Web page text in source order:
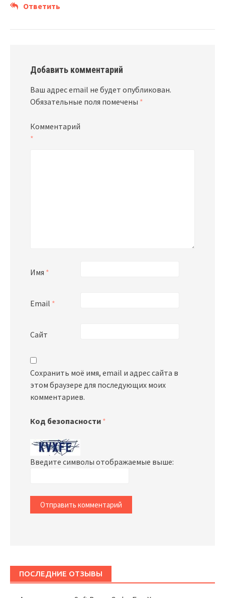
Ответить
Добавить комментарий
Ваш адрес email не будет опубликован.
Обязательные поля помечены *
Комментарий
*
Имя *
Email *
Сайт
Сохранить моё имя, email и адрес сайта в
этом браузере для последующих моих
комментариев.
Код безопасности *
Введите символы отображаемые выше:
ПОСЛЕДНИЕ ОТЗЫВЫ